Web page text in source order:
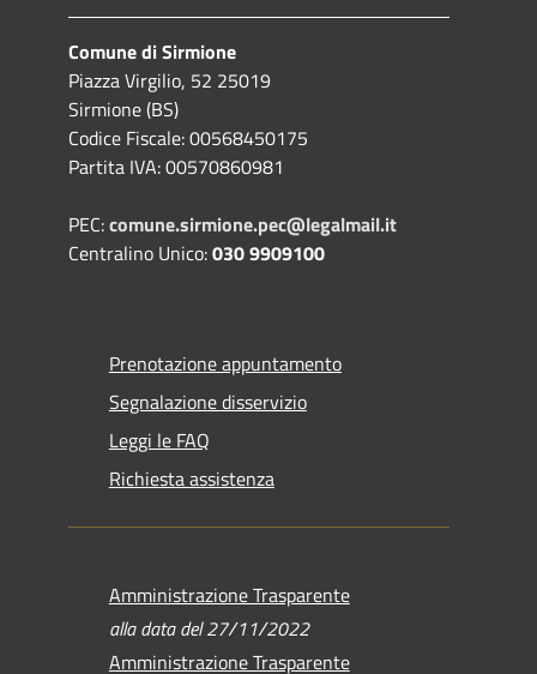
Comune di Sirmione
Piazza Virgilio, 52 25019
Sirmione (BS)
Codice Fiscale: 00568450175
Partita IVA: 00570860981
PEC:comune.sirmione.pec@legalmail.it
Centralino Unico:030 9909100
Prenotazione appuntamento
Segnalazione disservizio
Leggi le FAQ
Richiesta assistenza
Amministrazione Trasparente
alla data del 27/11/2022
Amministrazione Trasparente